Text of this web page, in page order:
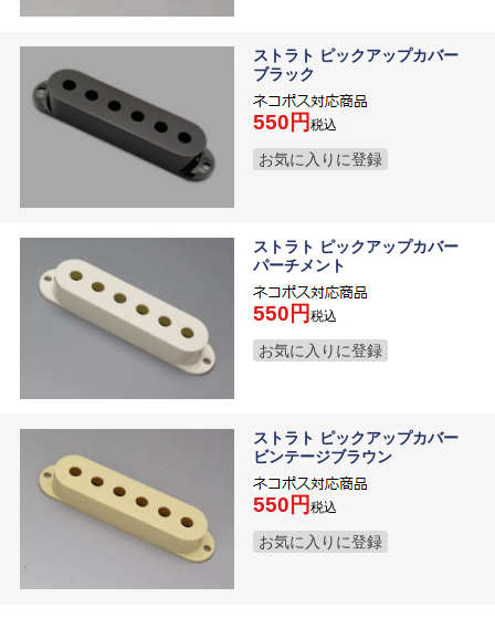
ストラト ピックアップカバー
ブラック
550 税込
お気に入りに登録
ストラト ピックアップカバー
パーチメント
550 税込
お気に入りに登録
ストラト ピックアップカバー
ビンテージブラウン
550 税込
お気に入りに登録